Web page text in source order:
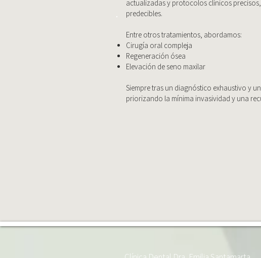
actualizadas y protocolos clínicos
predecibles.
Entre otros tratamientos, abordamos:
Cirugía oral compleja
Regeneración ósea
Elevación de seno maxilar
Siempre tras un diagnóstico exhaustivo y
priorizando la mínima invasividad y una